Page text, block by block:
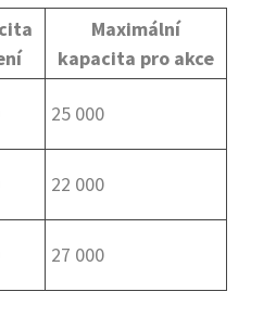
Maximální
kapacita pro akce
25 000
22 000
27 000